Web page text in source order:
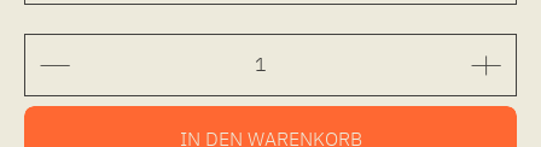
IN DEN WARENKORB